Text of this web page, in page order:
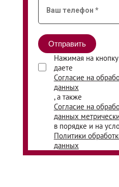
Нажимая на
даете
Согласие на
данных
, а также
Согласие на
данных
в порядке и на
Политики
данных